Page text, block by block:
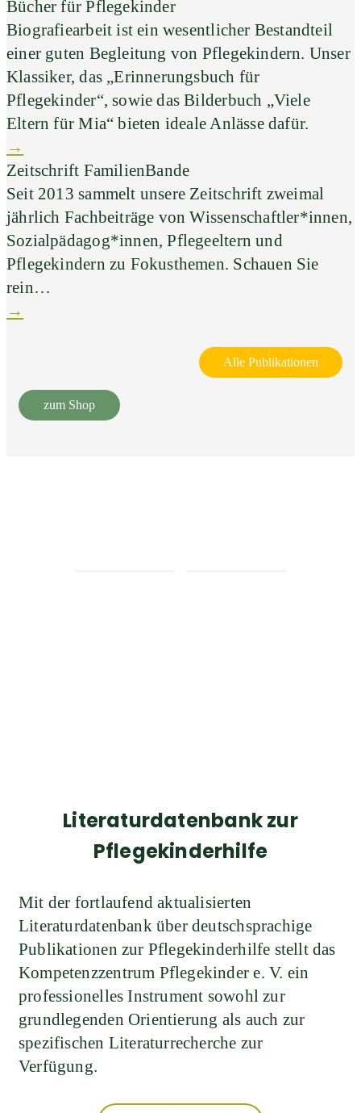
Bücher für Pflegekinder
Biografiearbeit ist ein wesentlicher Bestandteil
einer guten Begleitung von Pflegekindern. Unser
Klassiker, das „Erinnerungsbuch für
Pflegekinder“, sowie das Bilderbuch „Viele
Eltern für Mia“ bieten ideale Anlässe dafür.
→
Zeitschrift FamilienBande
Seit 2013 sammelt unsere Zeitschrift zweimal
jährlich Fachbeiträge von Wissenschaftler*innen,
Sozialpädagog*innen, Pflegeeltern und
Pflegekindern zu Fokusthemen. Schauen Sie
rein…
→
Alle Publikationen
zum Shop
Literaturdatenbank zur
Pflegekinderhilfe
Mit der fortlaufend aktualisierten
Literaturdatenbank über deutschsprachige
Publikationen zur Pflegekinderhilfe stellt das
Kompetenzzentrum Pflegekinder e. V. ein
professionelles Instrument sowohl zur
grundlegenden Orientierung als auch zur
spezifischen Literaturrecherche zur
Verfügung.